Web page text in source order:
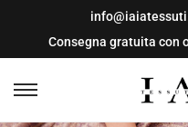
Consegna gratuita con